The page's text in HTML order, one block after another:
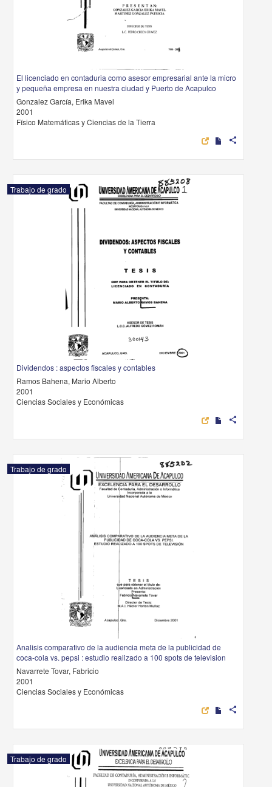
El licenciado en contaduria como asesor empresarial ante la micro
y pequeña empresa en nuestra ciudad y Puerto de Acapulco
Gonzalez García, Erika Mavel
2001
Físico Matemáticas y Ciencias de la Tierra
share
Trabajo de grado
Dividendos : aspectos fiscales y contables
Ramos Bahena, Mario Alberto
2001
Ciencias Sociales y Económicas
share
Trabajo de grado
Analisis comparativo de la audiencia meta de la publicidad de
coca-cola vs. pepsi : estudio realizado a 100 spots de television
Navarrete Tovar, Fabricio
2001
Ciencias Sociales y Económicas
share
Trabajo de grado